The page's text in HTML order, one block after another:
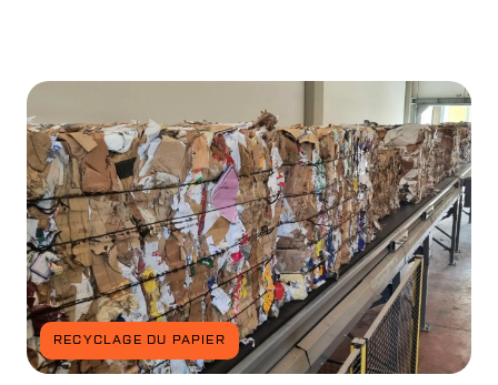
RECYCLAGE DU PAPIER